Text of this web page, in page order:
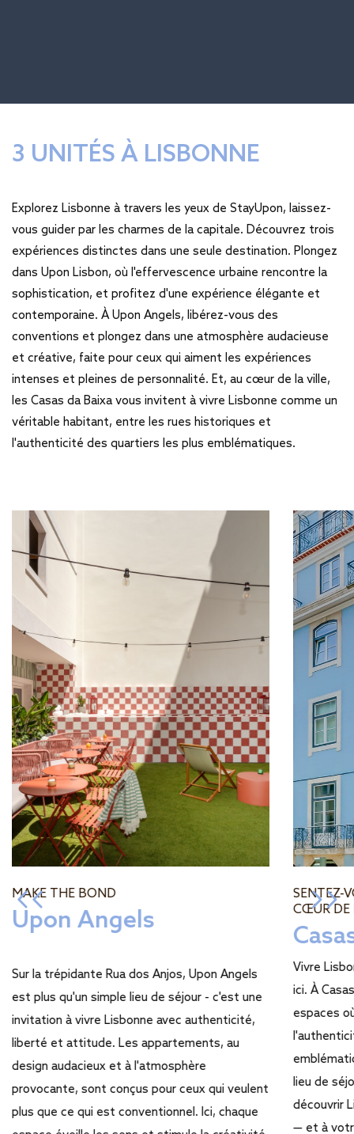
3 UNITÉS À LISBONNE
Explorez Lisbonne à travers les yeux de StayUpon, laissez-
vous guider par les charmes de la capitale. Découvrez trois
expériences distinctes dans une seule destination. Plongez
dans Upon Lisbon, où l'effervescence urbaine rencontre la
sophistication, et profitez d'une expérience élégante et
contemporaine. À Upon Angels, libérez-vous des
conventions et plongez dans une atmosphère audacieuse
et créative, faite pour ceux qui aiment les expériences
intenses et pleines de personnalité. Et, au cœur de la ville,
les Casas da Baixa vous invitent à vivre Lisbonne comme un
véritable habitant, entre les rues historiques et
l'authenticité des quartiers les plus emblématiques.
MAKE THE BOND
Upon Angels
Sur la trépidante Rua dos Anjos, Upon Angels
est plus qu'un simple lieu de séjour - c'est une
invitation à vivre Lisbonne avec authenticité,
liberté et attitude. Les appartements, au
design audacieux et à l'atmosphère
provocante, sont conçus pour ceux qui veulent
plus que ce qui est conventionnel. Ici, chaque
SENTEZ-
CŒUR DE
Vivre
ici. À
espaces
lieu de
découvrir
— et à